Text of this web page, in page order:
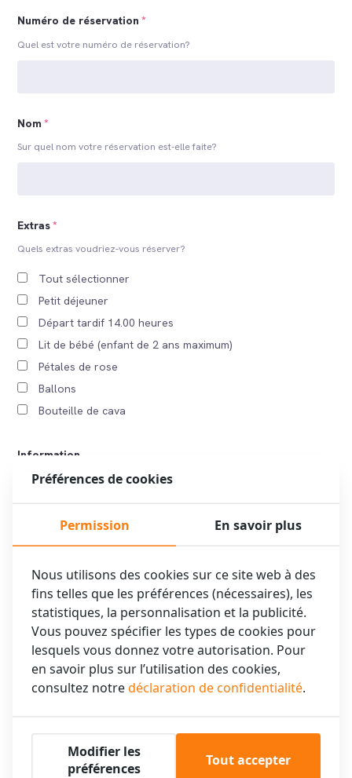
Numéro de réservation *
Quel est votre numéro de réservation?
Nom *
Sur quel nom votre réservation est-elle faite?
Extras*
Quels extras voudriez-vous réserver?
Tout sélectionner
Petit déjeuner
Départ tardif 14.00 heures
Lit de bébé (enfant de 2 ans maximum)
Pétales de rose
Ballons
Bouteille de cava
Information
Toute autre information que vous souhaiteriez nous communiquer
Adresse électronique*
Sur quelle adresse électronique pouvons-nous vous contacter?
Préférences de cookies
Permission En savoir plus
Nous utilisons des cookies sur ce site web à des
fins telles que les préférences (nécessaires), les
statistiques, la personnalisation et la publicité.
Vous pouvez spécifier les types de cookies pour
lesquels vous donnez votre autorisation. Pour
en savoir plus sur l’utilisation des cookies,
consultez notredéclaration de confidentialité.
Modifier les
préférences
Tout accepter